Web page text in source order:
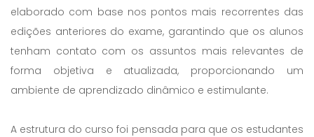
elaborado com base nos pontos mais recorrentes das
edições anteriores do exame, garantindo que os alunos
tenham contato com os assuntos mais relevantes de
forma objetiva e atualizada, proporcionando um
ambiente de aprendizado dinâmico e estimulante.
A estrutura do curso foi pensada para que os estudantes